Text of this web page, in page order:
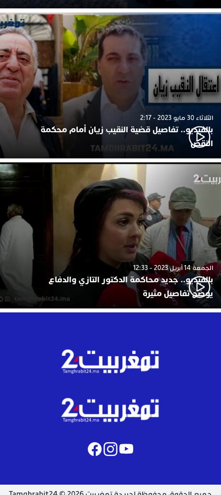
الثلاثاء 30 مايو 2023 - 2:17
بالفيديو.. تفاصيل قضية النقيب زيان أمام محكمة
النقض
الجمعة 14 أبريل 2023 - 12:33
بالفيديو.. جديد محاكمة الدكتور التازي والدفاع
يوضح تفاصيل مثيرة